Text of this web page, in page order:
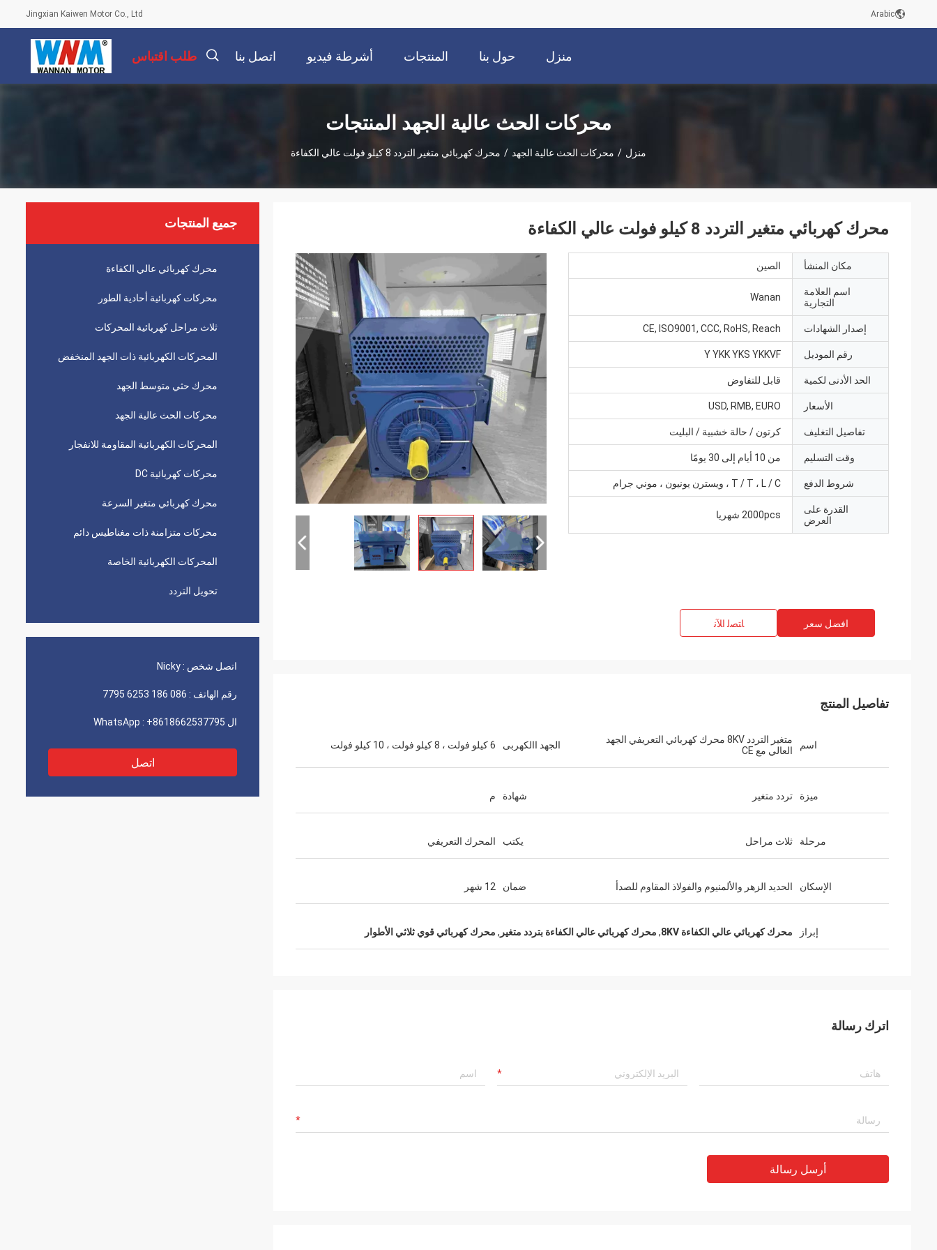
Jingxian Kaiwen Motor Co., Ltd Arabic
منزل حول بنا المنتجات أشرطة فيديو اتصل بنا طلب اقتباس
محركات الحث عالية الجهد المنتجات
منزل / محركات الحث عالية الجهد / محرك كهربائي متغير التردد 8 كيلو فولت عالي الكفاءة
جميع المنتجات
محرك كهربائي عالي الكفاءة
محركات كهربائية أحادية الطور
ثلاث مراحل كهربائية المحركات
المحركات الكهربائية ذات الجهد المنخفض
محرك حثي متوسط ​​الجهد
محركات الحث عالية الجهد
المحركات الكهربائية المقاومة للانفجار
محركات كهربائية DC
محرك كهربائي متغير السرعة
محركات متزامنة ذات مغناطيس دائم
المحركات الكهربائية الخاصة
تحويل التردد
اتصل شخص : Nicky
رقم الهاتف : 086 186 6253 7795
ال WhatsApp : +8618662537795
اتصل
محرك كهربائي متغير التردد 8 كيلو فولت عالي الكفاءة
مكان المنشأ الصين
اسم العلامة
التجارية
Wanan
إصدار الشهادات CE, ISO9001, CCC, RoHS, Reach
رقم الموديل Y YKK YKS YKKVF
الحد الأدنى لكمية قابل للتفاوض
الأسعار USD, RMB, EURO
تفاصيل التغليف كرتون / حالة خشبية / البليت
وقت التسليم من 10 أيام إلى 30 يومًا
شروط الدفع T / T ، L / C ، ويسترن يونيون ، موني جرام
القدرة على
العرض
2000pcs شهريا
افضل سعر ﺎﺘﺼﻟ ﺍﻶﻧ
تفاصيل المنتج
اسم
متغير التردد 8KV محرك كهربائي التعريفي الجهد
العالي مع CE
الجهد االكهربى 6 كيلو فولت ، 8 كيلو فولت ، 10 كيلو فولت
ميزة تردد متغير شهادة م
مرحلة ثلاث مراحل يكتب المحرك التعريفي
الإسكان الحديد الزهر والألمنيوم والفولاذ المقاوم للصدأ ضمان 12 شهر
إبراز محرك كهربائي عالي الكفاءة 8KV , محرك كهربائي عالي الكفاءة بتردد متغير , محرك كهربائي قوي ثلاثي الأطوار
اترك رسالة
أرسل رسالة